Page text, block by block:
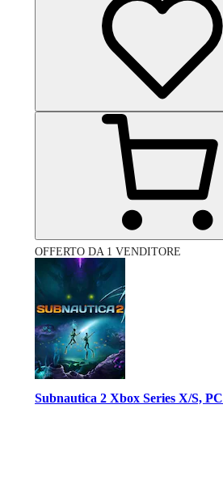
OFFERTO DA 1 VENDITORE
Subnautica 2 Xbox Series X/S, PC